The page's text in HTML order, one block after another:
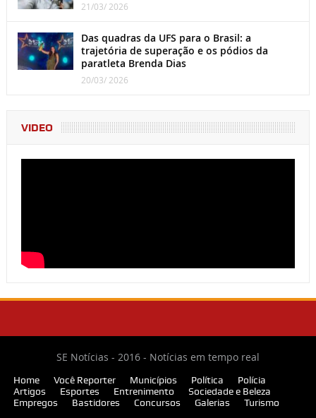
21/03/ 2026
Das quadras da UFS para o Brasil: a
trajetória de superação e os pódios da
paratleta Brenda Dias
20/03/ 2026
VIDEO
SE Notícias - 2016 - Notícias em tempo real
Home Você Reporter Municípios Política
Polícia
Artigos
Esportes Entrenimento
Sociedade e Beleza
Empregos
Bastidores Concursos Galerias Turismo